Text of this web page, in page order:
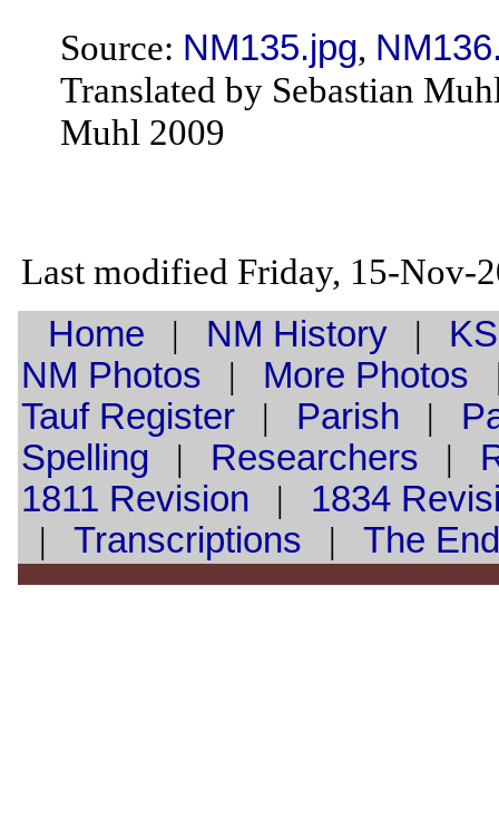
Source: NM135.jpg,
Translated by Sebastian
Muhl 2009
Last modified Friday, 15-Nov-
Home | NM History|
NM Photos | More Photos
TaufRegister| Parish |
Spelling | Researchers |
1811 Revision | 1834
| Transcriptions | The End